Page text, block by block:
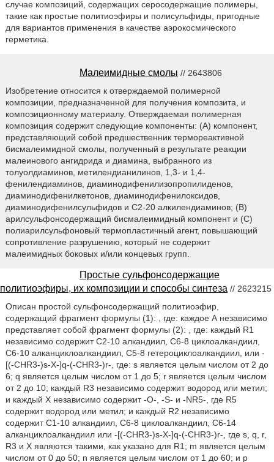
случае композиций, содержащих серосодержащие полимеры,
такие как простые политиоэфиры и полисульфиды, пригодные
для вариантов применения в качестве аэрокосмического
герметика.
Малеимидные смолы // 2643806
Изобретение относится к отверждаемой полимерной
композиции, предназначенной для получения композита, и
композиционному материалу. Отверждаемая полимерная
композиция содержит следующие компоненты: (A) компонент,
представляющий собой предшественник термореактивной
бисмалеимидной смолы, полученный в результате реакции
малеинового ангидрида и диамина, выбранного из
толуолдиаминов, метилендианилинов, 1,3- и 1,4-
фенилендиаминов, диаминодифенилизопропилиденов,
диаминодифенилкетонов, диаминодифенилоксидов,
диаминодифенилсульфидов и C2-20 алкилендиаминов; (B)
арилсульфонсодержащий бисмалеимидный компонент и (C)
полиарилсульфоновый термопластичный агент, повышающий
сопротивление разрушению, который не содержит
малеимидных боковых и/или концевых групп.
Простые сульфонсодержащие
политиоэфиры, их композиции и способы синтеза // 2623215
Описан простой сульфонсодержащий политиоэфир,
содержащий фрагмент формулы (1): , где: каждое А независимо
представляет собой фрагмент формулы (2): , где: каждый R1
независимо содержит С2-10 алкандиил, С6-8 циклоалкандиил,
С6-10 алканциклоалкандиил, С5-8 гетероциклоалкандиил, или -
[(-CHR3-)s-X-]q-(-CHR3-)r-, где: s является целым числом от 2 до
6; q является целым числом от 1 до 5; r является целым числом
от 2 до 10; каждый R3 независимо содержит водород или метил;
и каждый X независимо содержит -О-, -S- и -NR5-, где R5
содержит водород или метил; и каждый R2 независимо
содержит С1-10 алкандиил, С6-8 циклоалкандиил, С6-14
алканциклоалкандиил или -[(-CHR3-)s-X-]q-(-CHR3-)r-, где s, q, r,
R3 и X являются такими, как указано для R1; m является целым
числом от 0 до 50; n является целым числом от 1 до 60; и р